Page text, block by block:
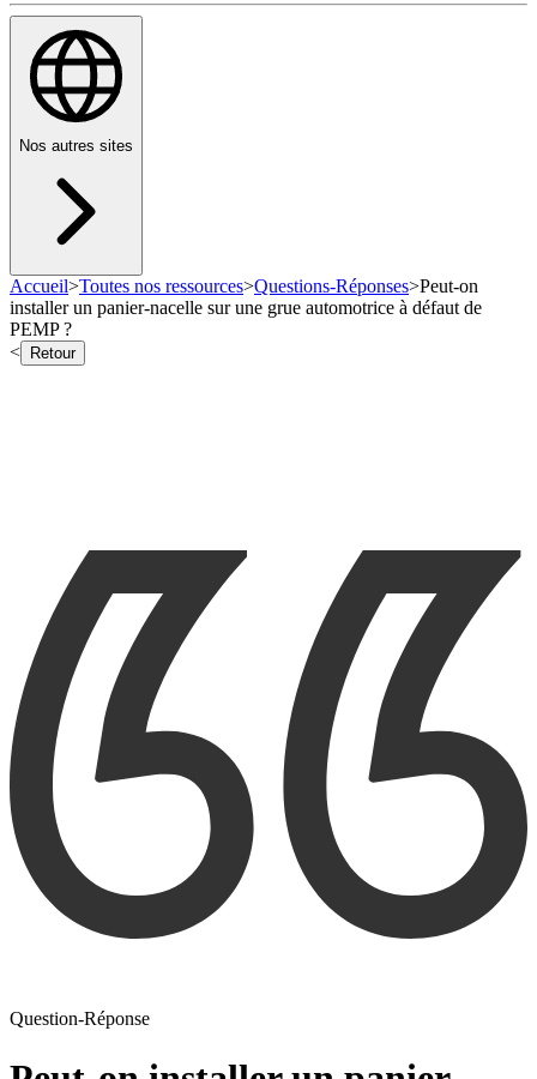
Nos autres sites
Accueil>Toutes nos ressources>Questions-Réponses>Peut-on
installer un panier-nacelle sur une grue automotrice à défaut de
PEMP ?
<
Retour
Question-Réponse